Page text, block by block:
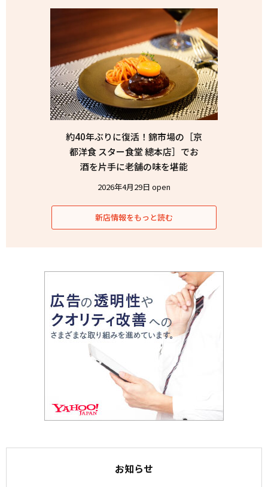
約40年ぶりに復活！錦市場の［京
都洋食 スター食堂 總本店］でお
酒を片手に老舗の味を堪能
2026年4月29日 open
新店情報をもっと読む
お知らせ